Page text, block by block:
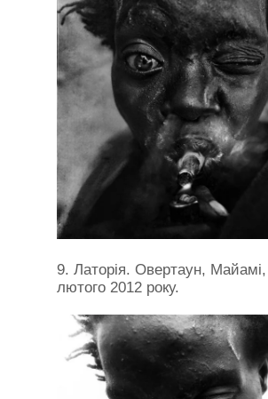
9. Латорія. Овертаун,
лютого 2012 року.